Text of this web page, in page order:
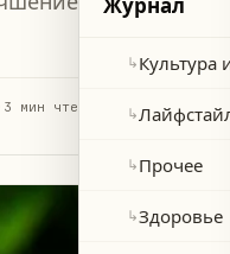
3 мин чтения
↳Культура
↳
↳Прочее
↳Здоровье